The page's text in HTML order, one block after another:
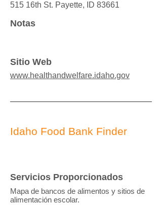
515 16th St. Payette, ID 83661
Notas
Sitio Web
www.healthandwelfare.idaho.gov
Idaho Food Bank Finder
Servicios Proporcionados
Mapa de bancos de alimentos y sitios de
alimentación escolar.